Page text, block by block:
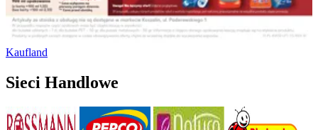
Kaufland
Sieci Handlowe